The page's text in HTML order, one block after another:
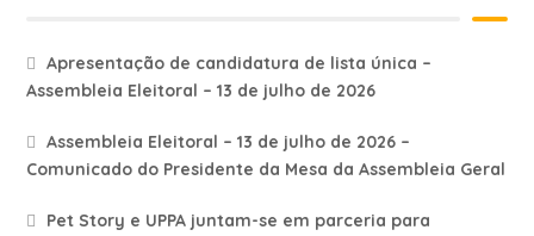
Apresentação de candidatura de lista única –
Assembleia Eleitoral – 13 de julho de 2026
Assembleia Eleitoral – 13 de julho de 2026 –
Comunicado do Presidente da Mesa da Assembleia Geral
Pet Story e UPPA juntam-se em parceria para